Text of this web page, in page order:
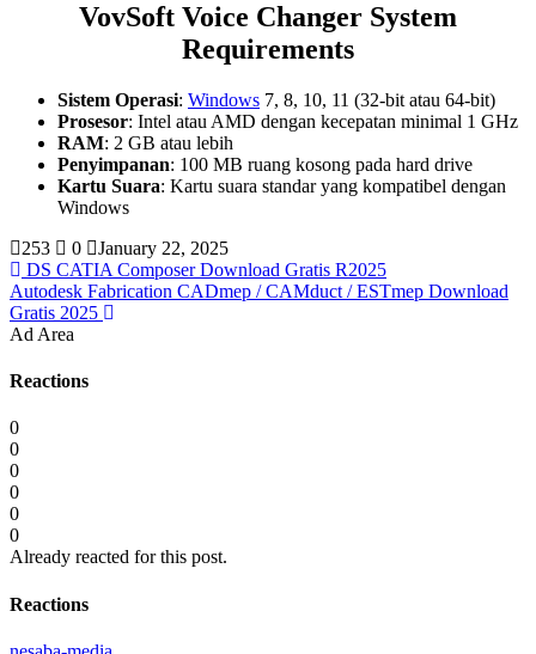
VovSoft Voice Changer System
Requirements
Sistem Operasi: Windows 7, 8, 10, 11 (32-bit atau 64-bit)
Prosesor: Intel atau AMD dengan kecepatan minimal 1 GHz
RAM: 2 GB atau lebih
Penyimpanan: 100 MB ruang kosong pada hard drive
Kartu Suara: Kartu suara standar yang kompatibel dengan
Windows
253
0
January 22, 2025
DS CATIA Composer Download Gratis R2025
Autodesk Fabrication CADmep / CAMduct / ESTmep Download
Gratis 2025
Ad Area
Reactions
0
0
0
0
0
0
Already reacted for this post.
Reactions